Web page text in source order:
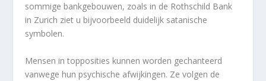
sommige bankgebouwen, zoals in de Rothschild Bank
in Zurich ziet u bijvoorbeeld duidelijk satanische
symbolen.
Mensen in topposities kunnen worden gechanteerd
vanwege hun psychische afwijkingen. Ze volgen de